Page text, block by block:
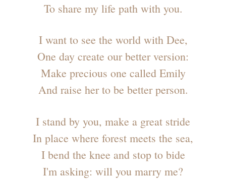
To share my life path with you.
I want to see the world with Dee,
One day create our better version:
Make precious one called Emily
And raise her to be better person.
I stand by you, make a great stride
In place where forest meets the sea,
I bend the knee and stop to bide
I'm asking: will you marry me?